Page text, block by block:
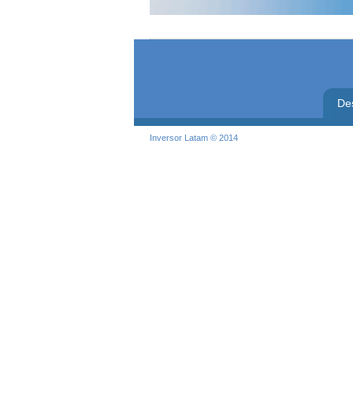
Inversor Latam © 2014